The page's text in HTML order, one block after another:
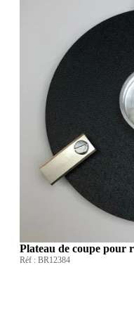
Plateau de coupe
Réf : BR12384